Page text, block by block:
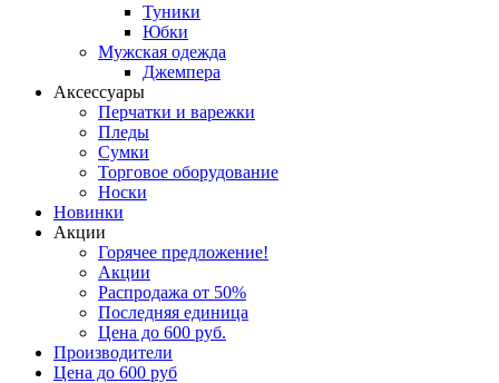
Туники
Юбки
Мужская одежда
Джемпера
Аксессуары
Перчатки и варежки
Пледы
Сумки
Торговое оборудование
Носки
Новинки
Акции
Горячее предложение!
Акции
Распродажа от 50%
Последняя единица
Цена до 600 руб.
Производители
Цена до 600 руб